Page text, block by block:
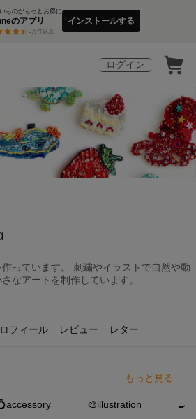
ものがもっとお得に
のアプリ
3万件以上
インストールする
ログイン
っています。 刺繍やイラストで自然や動
なアートを制作しています。
フィール レビュー レター
もっと見る
🎨illustration